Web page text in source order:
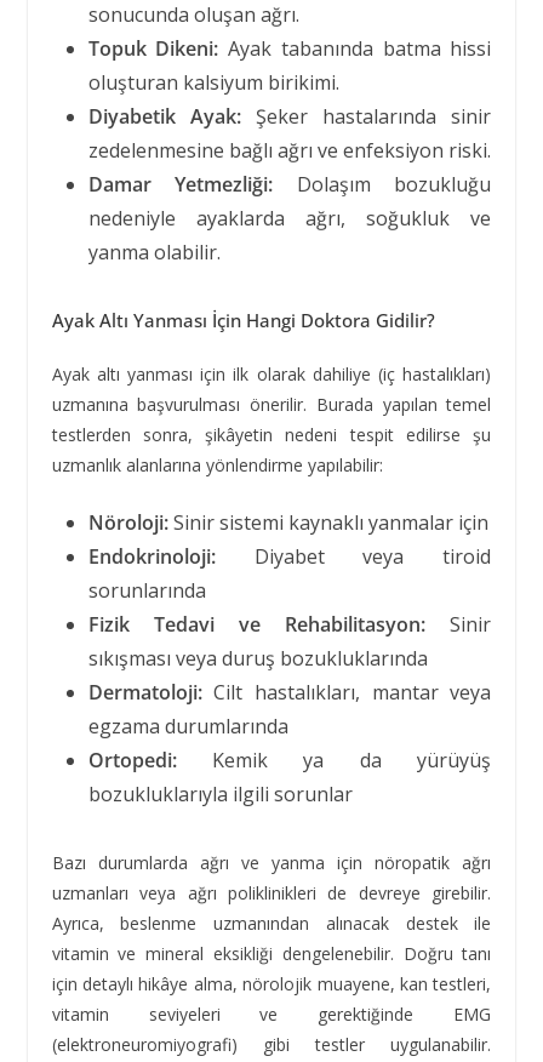
sonucunda oluşan ağrı.
Topuk Dikeni: Ayak tabanında batma hissi
oluşturan kalsiyum birikimi.
Diyabetik Ayak:Şeker hastalarında sinir
zedelenmesine bağlı ağrı ve enfeksiyon riski.
Damar Yetmezliği: Dolaşım bozukluğu
nedeniyle ayaklarda ağrı, soğukluk ve
yanma olabilir.
Ayak Altı Yanması İçin Hangi Doktora Gidilir?
Ayak altı yanması için ilk olarak dahiliye (iç hastalıkları)
uzmanına başvurulması önerilir. Burada yapılan temel
testlerden sonra, şikâyetin nedeni tespit edilirse şu
uzmanlık alanlarına yönlendirme yapılabilir:
Nöroloji:Sinir sistemi kaynaklı yanmalar için
Endokrinoloji:Diyabet veya tiroid
sorunlarında
Fizik Tedavi ve Rehabilitasyon: Sinir
sıkışması veya duruş bozukluklarında
Dermatoloji:Cilt hastalıkları, mantar veya
egzama durumlarında
Ortopedi:Kemik ya da yürüyüş
bozukluklarıyla ilgili sorunlar
Bazı durumlarda ağrı ve yanma için nöropatik ağrı
uzmanları veya ağrı poliklinikleri de devreye girebilir.
Ayrıca, beslenme uzmanından alınacak destek ile
vitamin ve mineral eksikliği dengelenebilir. Doğru tanı
için detaylı hikâye alma, nörolojik muayene, kan testleri,
vitamin seviyeleri ve gerektiğinde EMG
(elektroneuromiyografi) gibi testler uygulanabilir.